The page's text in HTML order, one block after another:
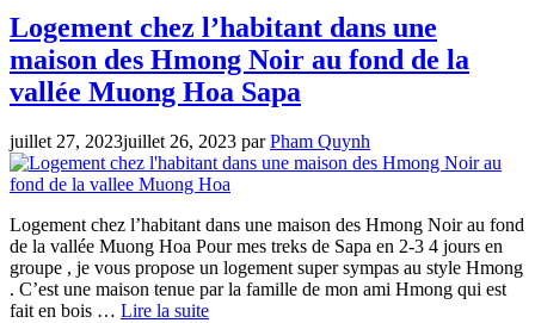
Logement chez l’habitant dans une
maison des Hmong Noir au fond de la
vallée Muong Hoa Sapa
juillet 27, 2023juillet 26, 2023 parPham Quynh
Logement chez l’habitant dans une maison des Hmong Noir au fond
de la vallée Muong Hoa Pour mes treks de Sapa en 2-3 4 jours en
groupe , je vous propose un logement super sympas au style Hmong
. C’est une maison tenue par la famille de mon ami Hmong qui est
fait en bois … Lire la suite